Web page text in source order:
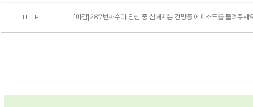
TITLE [마감]287번째수다.임신 중 심해지는 건망증 에피소드를 들려주